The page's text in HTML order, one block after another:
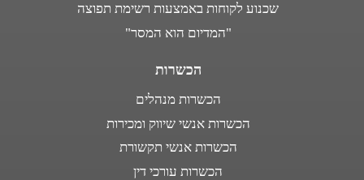
שכנוע לקוחות באמצעות רשימת תפוצה
"המדיום הוא המסר"
הכשרות
הכשרות מנהלים
הכשרות אנשי שיווק ומכירות
הכשרות אנשי תקשורת
הכשרות עורכי דין